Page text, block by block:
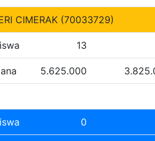
CIMERAK (70033729)
13
5.625.000
0